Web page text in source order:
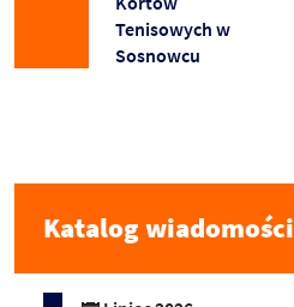
Tenisowych w
Sosnowcu
Katalog wiadomości